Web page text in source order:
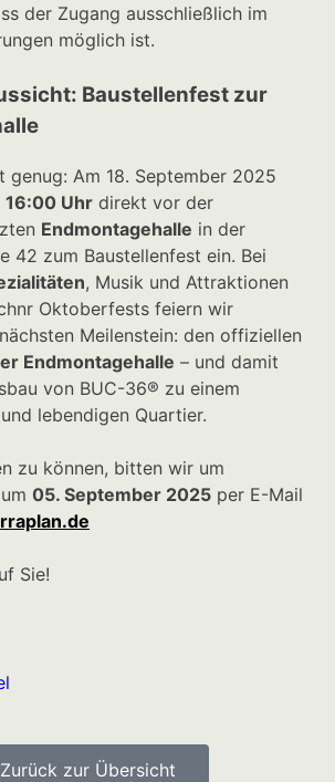
der Zugang ausschließlich im
möglich ist.
Baustellenfest zur
genug: Am 18. September 2025
16:00 Uhr direkt vor der
Endmontagehalle in der
42 zum Baustellenfest ein. Bei
, Musik und Attraktionen
Oktoberfests feiern wir
Meilenstein: den offiziellen
Endmontagehalle – und damit
von BUC-36® zu einem
lebendigen Quartier.
zu können, bitten wir um
05. September 2025 per E-Mail
Sie!
Zurück zur Übersicht